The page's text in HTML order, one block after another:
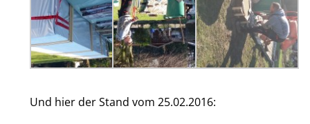
Und hier der Stand vom 25.02.2016: